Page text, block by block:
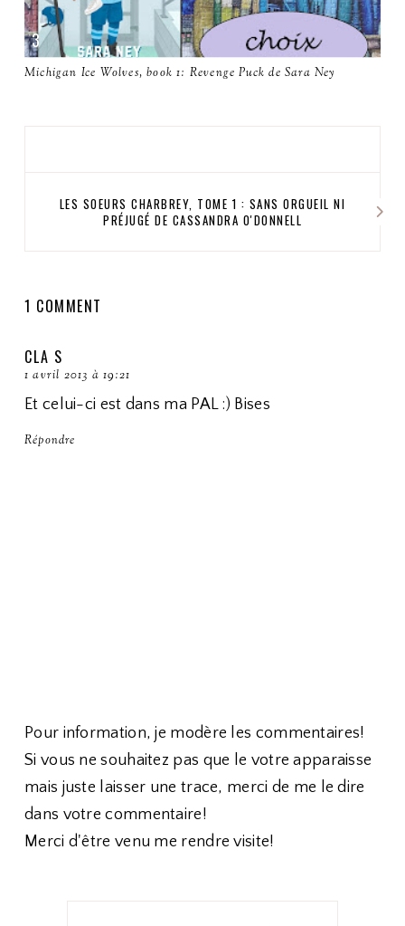
Michigan Ice Wolves, book 1: Revenge Puck de Sara Ney
LES SOEURS CHARBREY, TOME 1 : SANS ORGUEIL NI
PRÉJUGÉ DE CASSANDRA O'DONNELL
1 COMMENT
CLA S
1 avril 2013 à 19:21
Et celui-ci est dans ma PAL :) Bises
Répondre
Pour information, je modère les commentaires!
Si vous ne souhaitez pas que le votre apparaisse
mais juste laisser une trace, merci de me le dire
dans votre commentaire!
Merci d'être venu me rendre visite!